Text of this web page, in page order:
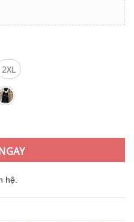
2XL
Dáng Công Chúa Đính Hoa
hệ.